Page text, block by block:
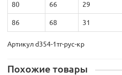
80 66 29
86 68 31
Артикул d354-1тг-рус-кр
Похожие товары